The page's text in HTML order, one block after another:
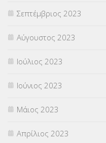
Σεπτέμβριος 2023
Αύγουστος 2023
Ιούλιος 2023
Ιούνιος 2023
Μάιος 2023
Απρίλιος 2023